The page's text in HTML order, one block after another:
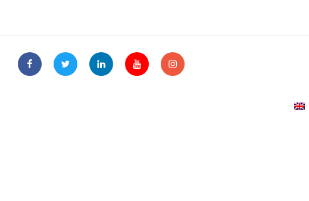
FacebookTwitter Linkedin Youtube Instagram